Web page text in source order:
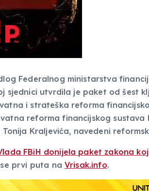
Federalnog ministarstva
sjednici utvrdila je paket od šest
i strateška reforma
reforma financijskog
Kraljevića, navedeni
FBiH donijela paket zakona
prvi puta naVrisak.info.